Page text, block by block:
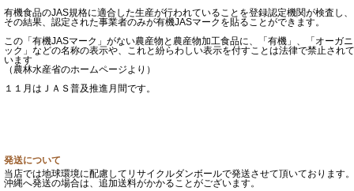
有機食品のJAS規格に適合した生産が行われていることを登録認定機関が検査し、
その結果、認定された事業者のみが有機JASマークを貼ることができます。
この「有機JASマーク」がない農産物と農産物加工食品に、「有機」、「オーガニ
ック」などの名称の表示や、これと紛らわしい表示を付すことは法律で禁止されて
います
（農林水産省のホームページより）
１１月はＪＡＳ普及推進月間です。
発送について
当店では地球環境に配慮してリサイクルダンボールで発送させて頂いております。
沖縄へ発送の場合は、追加送料がかかることがございます。